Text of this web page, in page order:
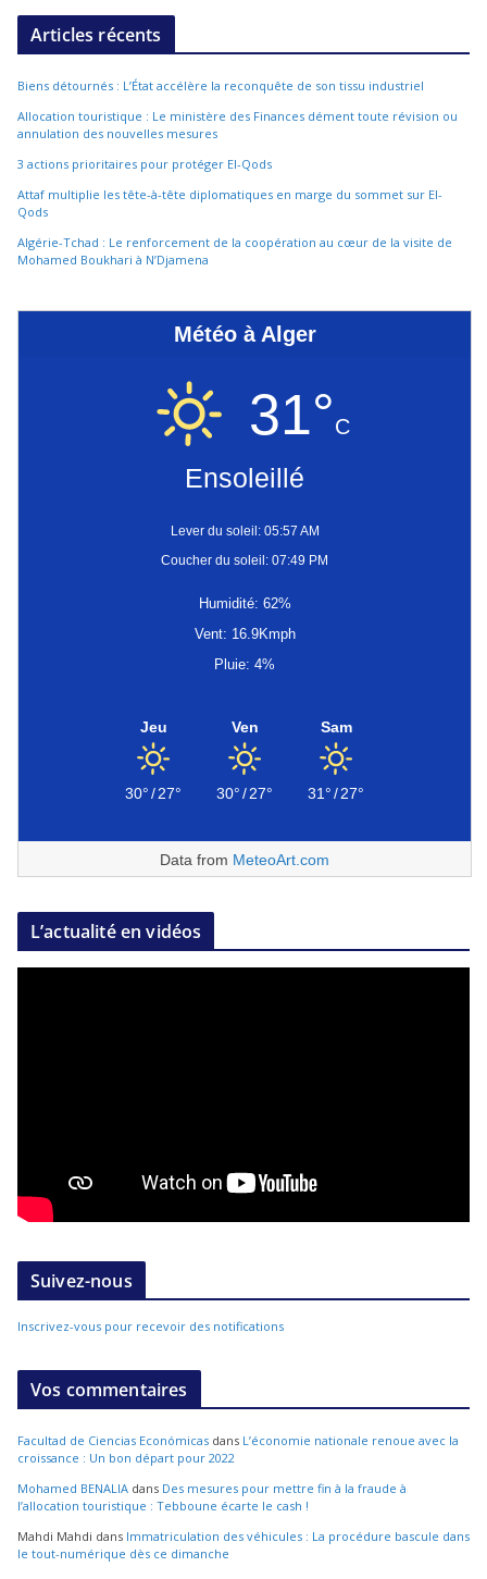
Articles récents
Biens détournés : L’État accélère la reconquête de son tissu industriel
Allocation touristique : Le ministère des Finances dément toute révision ou
annulation des nouvelles mesures
3 actions prioritaires pour protéger El-Qods
Attaf multiplie les tête-à-tête diplomatiques en marge du sommet sur El-
Qods
Algérie-Tchad : Le renforcement de la coopération au cœur de la visite de
Mohamed Boukhari à N’Djamena
Météo à Alger
31°C
Ensoleillé
Lever du soleil: 05:57 AM
Coucher du soleil: 07:49 PM
Humidité: 62%
Vent: 16.9Kmph
Pluie: 4%
Jeu
30°/27°
Ven
30°/27°
Sam
31°/27°
Data from MeteoArt.com
L’actualité en vidéos
Suivez-nous
Inscrivez-vous pour recevoir des notifications
Vos commentaires
Facultad de Ciencias Económicas dans L’économie nationale renoue avec la
croissance : Un bon départ pour 2022
Mohamed BENALIA dans Des mesures pour mettre fin à la fraude à
l’allocation touristique : Tebboune écarte le cash !
Mahdi Mahdi dans Immatriculation des véhicules : La procédure bascule dans
le tout-numérique dès ce dimanche